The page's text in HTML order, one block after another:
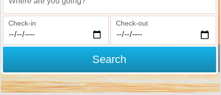
Where are you going?
Check-in Check-out
Search